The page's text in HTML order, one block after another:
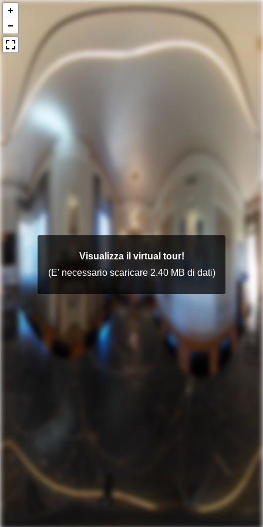
Visualizza il virtual tour!
(E' necessario scaricare 2.40 MB di dati)